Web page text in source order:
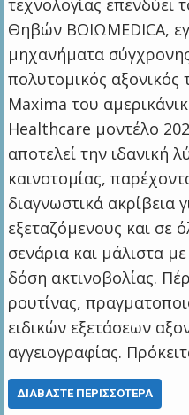
τεχνολογίας επενδύει
Θηβών ΒΟΙΩMEDICA,
μηχανήματα
πολυτομικός
Maxima του
Healthcare μοντέλο
αποτελεί την ιδανική
καινοτομίας,
διαγνωστικά ακρίβεια
εξεταζόμενους και σε
σενάρια και μάλιστα
δόση ακτινοβολίας.
ρουτίνας,
ειδικών εξετάσεων
αγγειογραφίας.
ΔΙΑΒΆΣΤΕ ΠΕΡΙΣΣΌΤΕΡΑ